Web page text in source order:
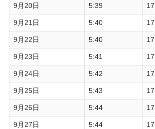
9月20日 5:39
9月21日 5:40
9月22日 5:40
9月23日 5:41
9月24日 5:42
9月25日 5:43
9月26日 5:44
9月27日 5:44